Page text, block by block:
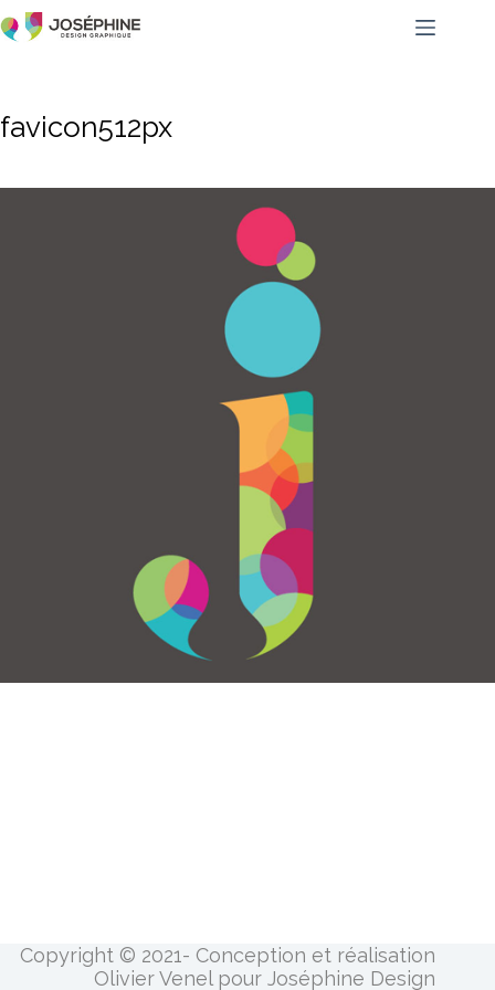
favicon512px
Copyright © 2021- Conception et réalisation
Olivier Venel pour Joséphine Design